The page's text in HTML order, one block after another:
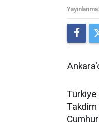
Yayınlanma:
Türkiye
Takdim